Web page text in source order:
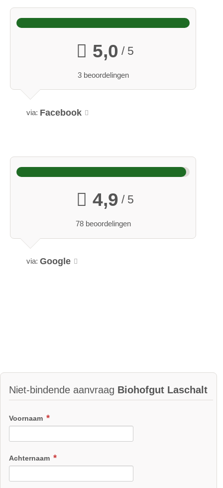
het hele jaar geopend
5,0 / 5
3 beoordelingen
via: Facebook
4,9 / 5
78 beoordelingen
via: Google
Niet-bindende aanvraag Biohofgut Laschalt
Voornaam
Achternaam